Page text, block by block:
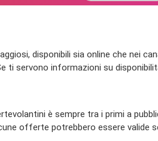
disponibili sia online che nei
servono informazioni su
è sempre tra i primi a
offerte potrebbero essere valide